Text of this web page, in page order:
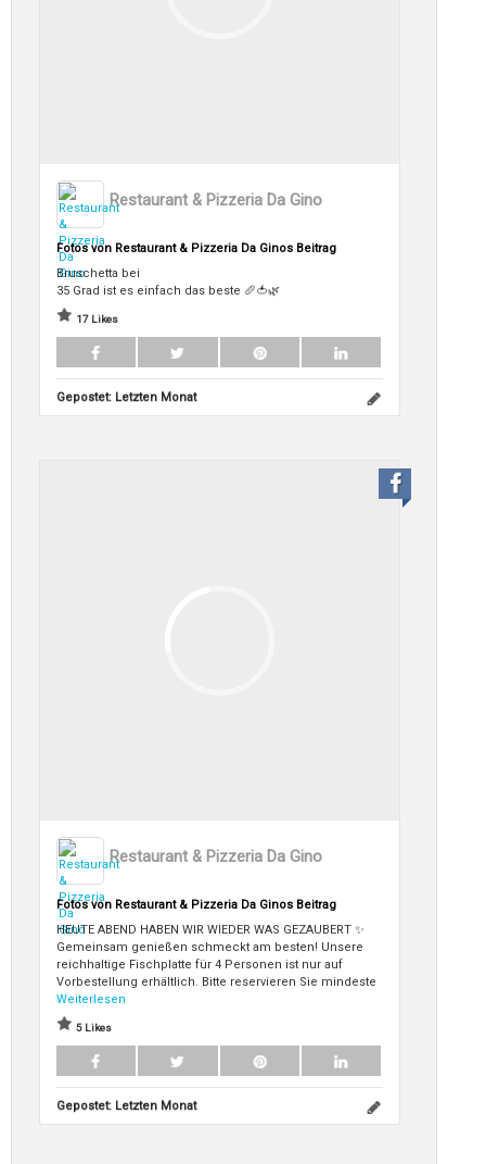
Restaurant & Pizzeria Da Gino
Fotos von Restaurant & Pizzeria Da Ginos Beitrag
Bruschetta bei
35 Grad ist es einfach das beste 🥖🍅🌿
17 Likes
Gepostet: Letzten Monat
Restaurant & Pizzeria Da Gino
Fotos von Restaurant & Pizzeria Da Ginos Beitrag
HEUTE ABEND HABEN WIR WIEDER WAS GEZAUBERT ✨
Gemeinsam genießen schmeckt am besten! Unsere
reichhaltige Fischplatte für 4 Personen ist nur auf
Vorbestellung erhältlich. Bitte reservieren Sie mindeste
Weiterlesen
5 Likes
Gepostet: Letzten Monat